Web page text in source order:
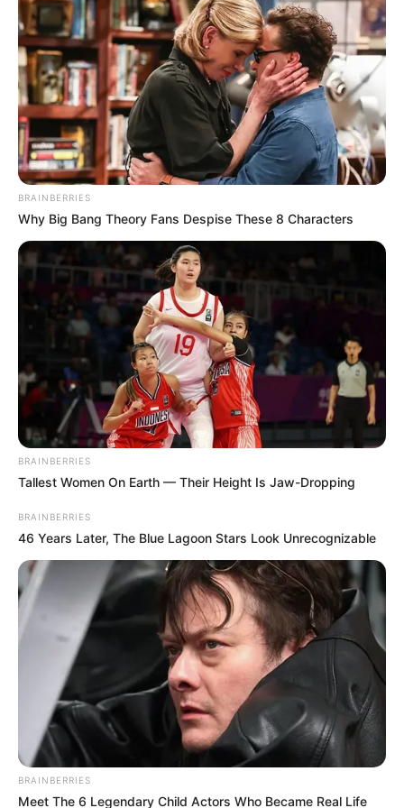
BRAINBERRIES
Why Big Bang Theory Fans Despise These 8 Characters
BRAINBERRIES
Tallest Women On Earth — Their Height Is Jaw-Dropping
BRAINBERRIES
46 Years Later, The Blue Lagoon Stars Look Unrecognizable
BRAINBERRIES
Meet The 6 Legendary Child Actors Who Became Real Life